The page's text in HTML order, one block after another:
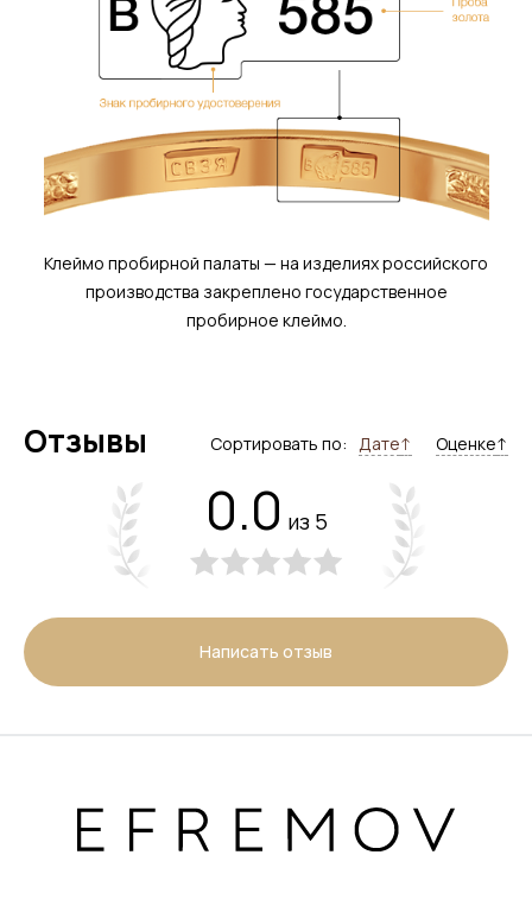
Клеймо пробирной палаты — на изделиях российского
производства закреплено государственное
пробирное клеймо.
Отзывы Сортировать по: Дате↑ Оценке↑
0.0 из 5
Написать отзыв